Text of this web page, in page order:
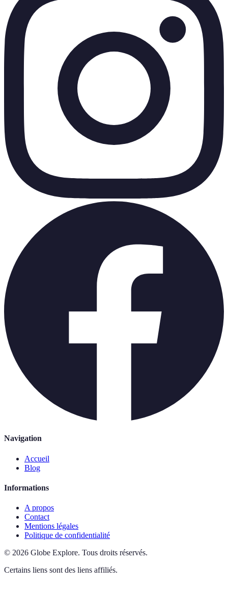
Navigation
Accueil
Blog
Informations
A propos
Contact
Mentions légales
Politique de confidentialité
© 2026 Globe Explore. Tous droits réservés.
Certains liens sont des liens affiliés.